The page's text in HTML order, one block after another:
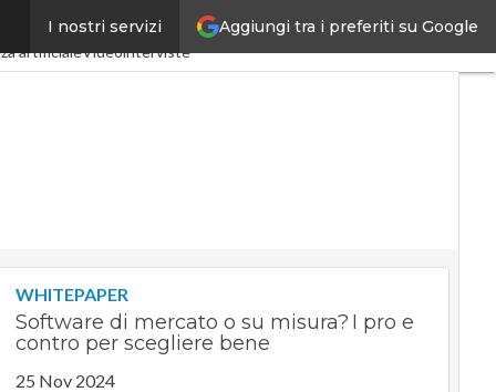
Aggiungi tra i preferiti su Google
I nostri servizi
4.0SpacEconomy
artificialeVideointerviste
WHITEPAPER
Software di mercato o su misura? I pro e
contro per scegliere bene
25 Nov 2024